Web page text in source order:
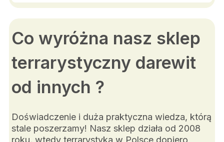
Co wyróżna nasz sklep
terrarystyczny darewit
od innych ?
Doświadczenie i duża praktyczna wiedza, którą
stale poszerzamy! Nasz sklep działa od 2008
roku, wtedy terrarystyka w Polsce dopiero